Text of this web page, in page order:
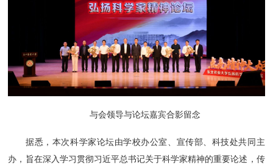
与会领导与论坛嘉宾合影留念
据悉，本次科学家论坛由学校办公室、宣传部、科技处共同主
办，旨在深入学习贯彻习近平总书记关于科学家精神的重要论述，传